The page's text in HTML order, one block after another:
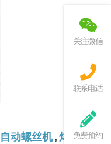
自动螺丝机 , 焊锡机,
关注微信
联系电话
免费预约